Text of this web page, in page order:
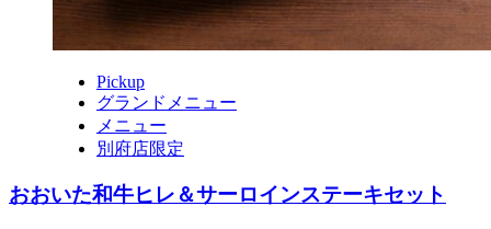
Pickup
グランドメニュー
メニュー
別府店限定
おおいた和牛ヒレ＆サーロインステーキセット